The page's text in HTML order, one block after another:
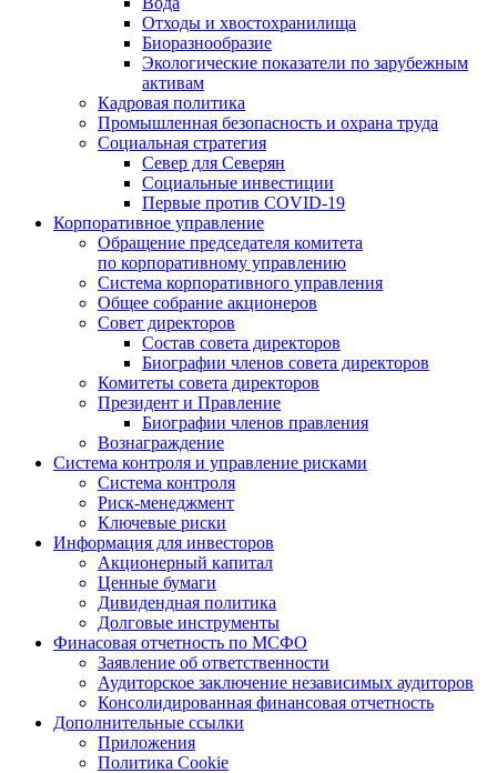
Отходы и хвостохранилища
Биоразнообразие
Экологические показатели по зарубежным
активам
Кадровая политика
Промышленная безопасность и охрана труда
Социальная стратегия
Север для Северян
Социальные инвестиции
Первые против COVID‑19
Корпоративное управление
Обращение председателя комитета
по корпоративному управлению
Система корпоративного управления
Общее собрание акционеров
Совет директоров
Состав совета директоров
Биографии членов совета директоров
Комитеты совета директоров
Президент и Правление
Биографии членов правления
Вознаграждение
Система контроля и управление рисками
Система контроля
Риск-менеджмент
Ключевые риски
Информация для инвесторов
Акционерный капитал
Ценные бумаги
Дивидендная политика
Долговые инструменты
Финасовая отчетность по МСФО
Заявление об ответственности
Аудиторское заключение независимых аудиторов
Консолидированная финансовая отчетность
Дополнительные ссылки
Приложения
Политика Cookie